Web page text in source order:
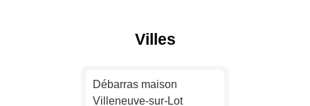
Rennes
Débarras maison Pont-
du-Casse
Villes
Débarras maison
Villeneuve-sur-Lot